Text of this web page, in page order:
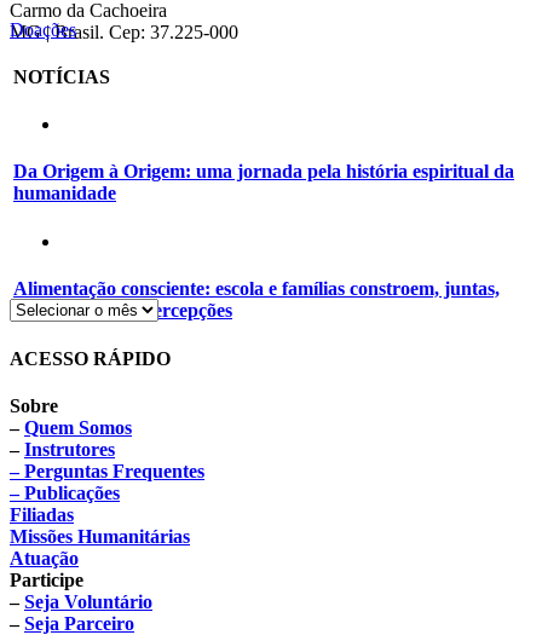
Carmo da Cachoeira
MG | Brasil. Cep: 37.225-000
Doações
NOTÍCIAS
Da Origem à Origem: uma jornada pela história espiritual da
humanidade
Alimentação consciente: escola e famílias constroem, juntas,
novos hábitos e percepções
ACESSO RÁPIDO
Sobre
–Quem Somos
–Instrutores
– Perguntas Frequentes
– Publicações
Filiadas
Missões Humanitárias
Atuação
Participe
–Seja Voluntário
–Seja Parceiro